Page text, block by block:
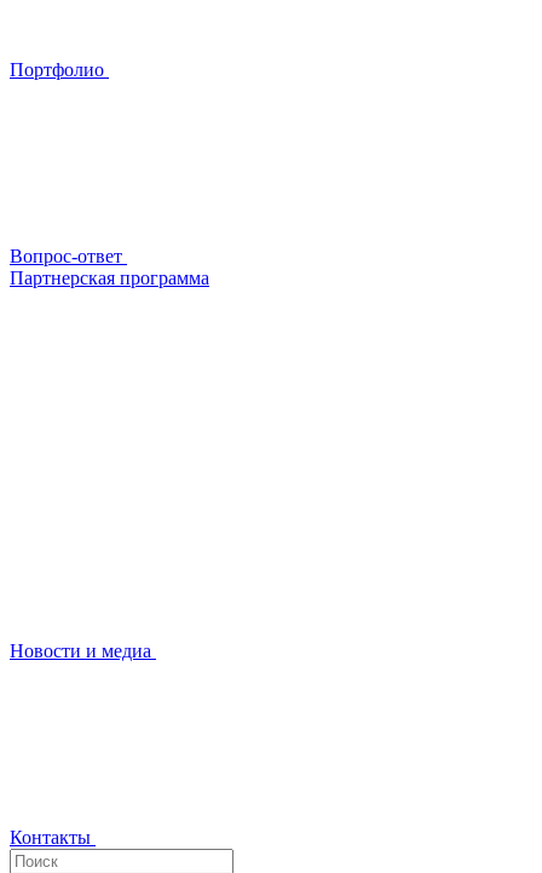
Портфолио
Вопрос-ответ
Партнерская программа
Новости и медиа
Контакты